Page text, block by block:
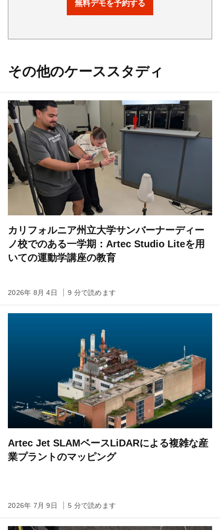
無料デモを予約する
その他のケーススタディ
カリフォルニア州立大学サンバーナーディー
ノ校でのある一学期：Artec Studio Liteを用
いての運動学講座の教育
2026年 8月 4日 9 分で読めます
Artec Jet SLAMベースLiDARによる複雑な産
業プラントのマッピング
2026年 7月 9日 5 分で読めます